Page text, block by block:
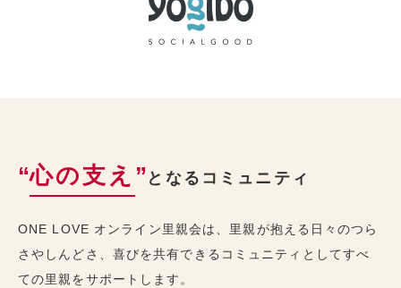
“心の支え ” となるコミュニティ
ONE LOVE オンライン里親会は、里親が抱える日々のつら
さやしんどさ、喜びを共有できるコミュニティとしてすべ
ての里親をサポートします。